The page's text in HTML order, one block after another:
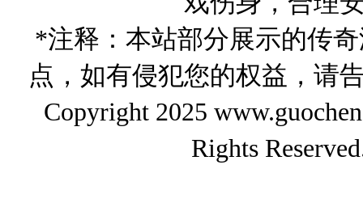
*注释：本站部分展示的传
点，如有侵犯您的权益，请
Copyright 2025
Rights